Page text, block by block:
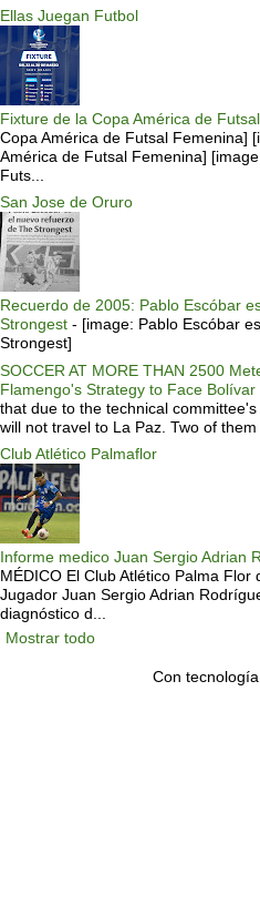
Ellas Juegan Futbol
Fixture de la Copa América de
Copa América de Futsal Femenina]
América de Futsal Femenina]
Futs...
San Jose de Oruro
Recuerdo de 2005: Pablo Escóbar
Strongest - [image: Pablo Escóbar
Strongest]
SOCCER AT MORE THAN 2500
Flamengo's Strategy to Face Bolívar
that due to the technical
will not travel to La Paz. Two of them
Club Atlético Palmaflor
Informe medico Juan Sergio Adrian
MÉDICO El Club Atlético Palma
Jugador Juan Sergio Adrian
diagnóstico d...
Mostrar todo
Con